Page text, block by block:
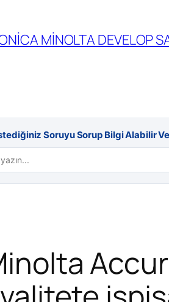
MİNOLTA DEVELOP
Soruyu Sorup Bilgi Alabilir